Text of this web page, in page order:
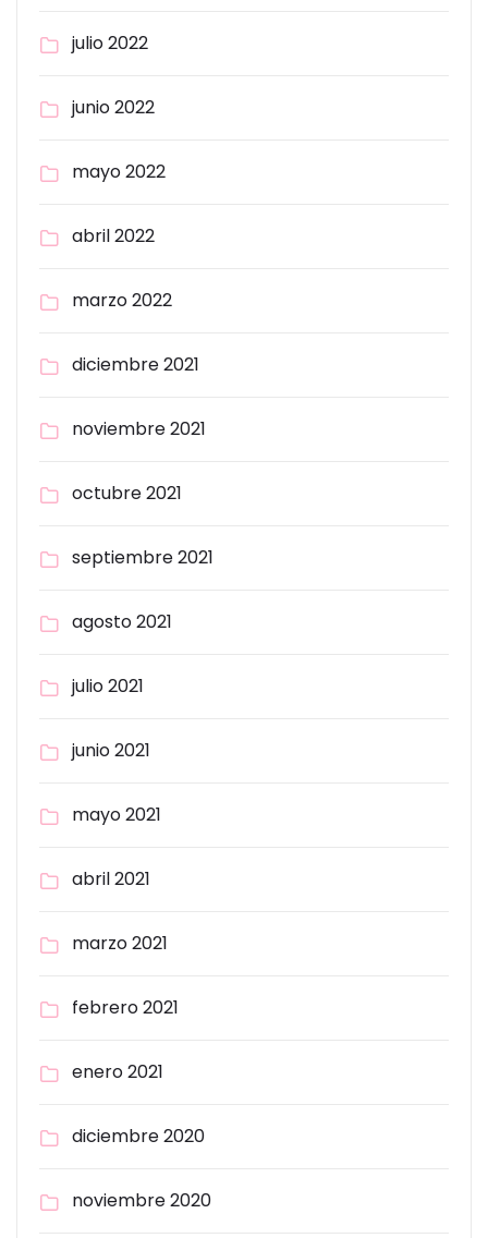
julio 2022
junio 2022
mayo 2022
abril 2022
marzo 2022
diciembre 2021
noviembre 2021
octubre 2021
septiembre 2021
agosto 2021
julio 2021
junio 2021
mayo 2021
abril 2021
marzo 2021
febrero 2021
enero 2021
diciembre 2020
noviembre 2020